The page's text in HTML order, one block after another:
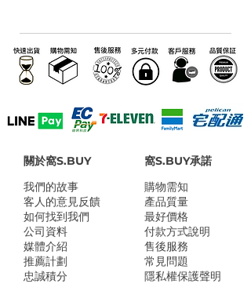
關於窩S.BUY
我們的故事
客人的意見反饋
如何找到我們
公司資料
媒體介紹
推薦計劃
忠誠積分
窩S.BUY承諾
​購物需知
產品質量
最好價格
付款方式說明
售後服務
常見問題
隱私權保護聲明